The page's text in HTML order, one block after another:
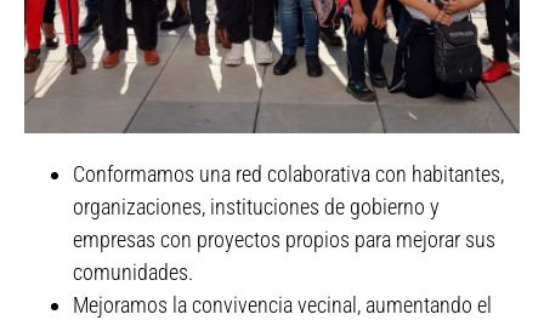
Red Conéctate San
Fernando y San Juan
Conformamos una red colaborativa con habitantes,
organizaciones, instituciones de gobierno y
empresas con proyectos propios para mejorar sus
comunidades.
Mejoramos la convivencia vecinal, aumentando el